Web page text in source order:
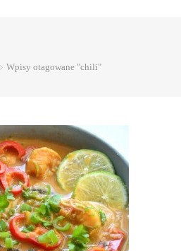
Wpisy otagowane "chili"